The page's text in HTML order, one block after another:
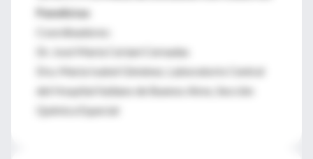
Panelistas
Coordinadores:
Dr. José María Ceriani Cernadas
Dra. María Isabel Giménez, Laboratorio Central
del Hospital Italiano de Buenos Aires, Sección
Química Especial